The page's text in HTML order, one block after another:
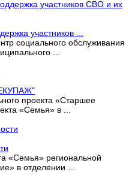
участников ...
социального обслуживания
...
проекта «Старшее
«Семья» в ...
«Семья» региональной
в отделении ...